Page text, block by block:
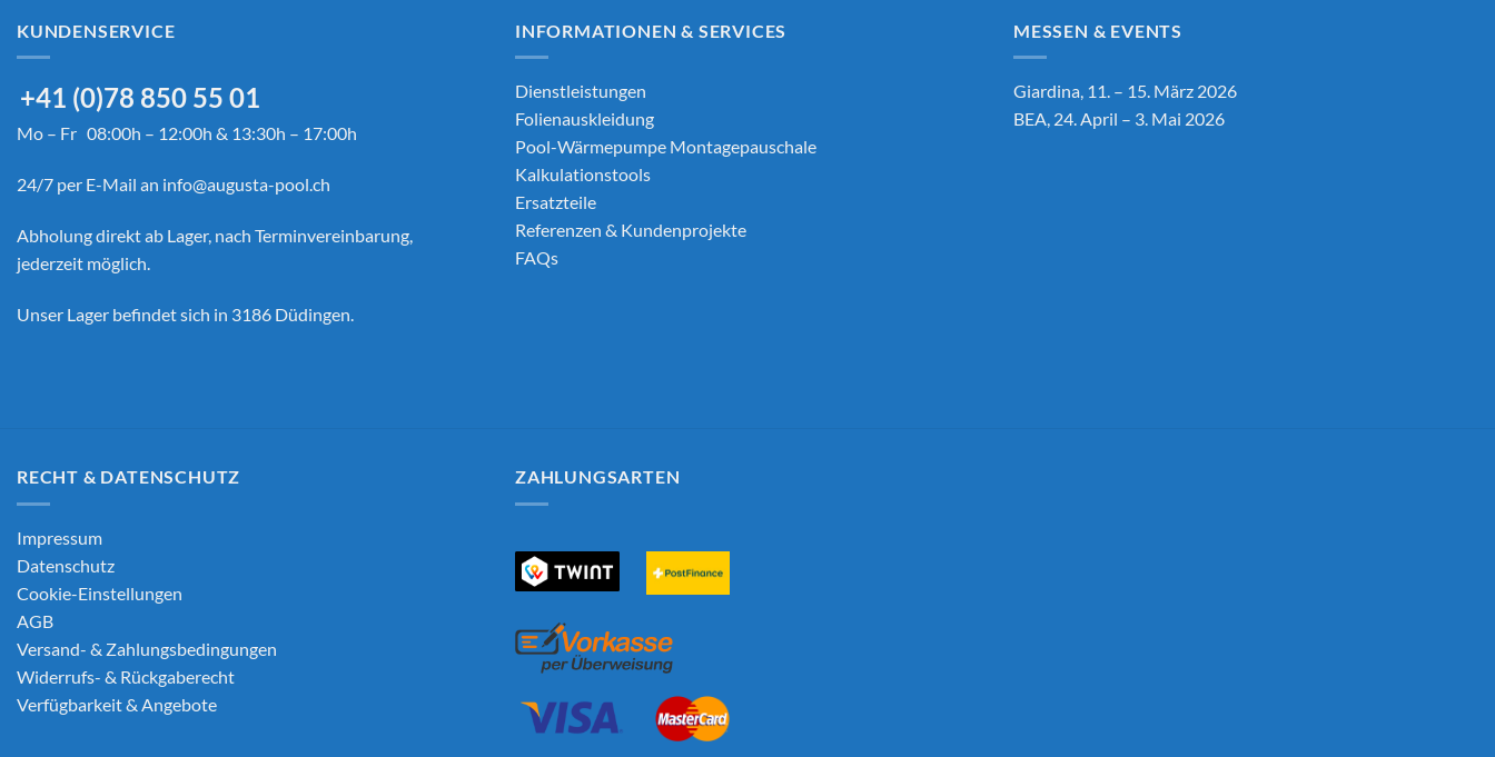
KUNDENSERVICE
+41 (0)78 850 55 01
Mo – Fr 08:00h – 12:00h & 13:30h – 17:00h
24/7 per E-Mail an info@augusta-pool.ch
Abholung direkt ab Lager, nach Terminvereinbarung,
jederzeit möglich.
Unser Lager befindet sich in 3186 Düdingen.
INFORMATIONEN & SERVICES
Dienstleistungen
Folienauskleidung
Pool-Wärmepumpe Montagepauschale
Kalkulationstools
Ersatzteile
Referenzen & Kundenprojekte
FAQs
MESSEN & EVENTS
Giardina, 11. – 15. März 2026
BEA, 24. April – 3. Mai 2026
RECHT & DATENSCHUTZ
Impressum
Datenschutz
Cookie-Einstellungen
AGB
Versand- & Zahlungsbedingungen
Widerrufs- & Rückgaberecht
Verfügbarkeit & Angebote
ZAHLUNGSARTEN